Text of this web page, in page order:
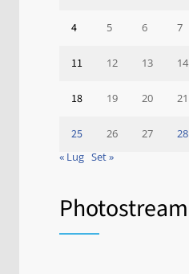
4 5 6 7
11 12 13 14
18 19 20 21
25 26 27 28
« Lug Set »
Photostream